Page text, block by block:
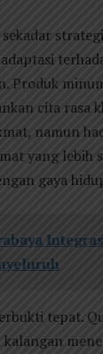
Produk
cita rasa
namun
yang lebih
gaya
tepat.